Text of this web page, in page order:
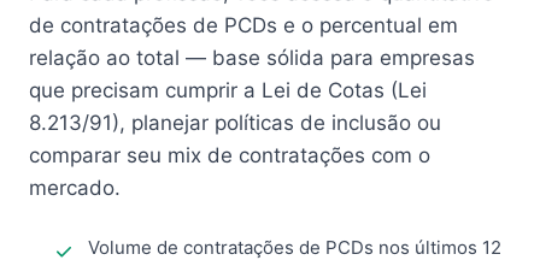
de contratações de PCDs e o percentual em
relação ao total — base sólida para empresas
que precisam cumprir a Lei de Cotas (Lei
8.213/91), planejar políticas de inclusão ou
comparar seu mix de contratações com o
mercado.
Volume de contratações de PCDs nos últimos 12